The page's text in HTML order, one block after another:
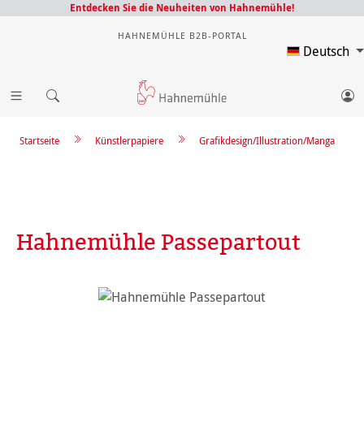
Entdecken Sie die Neuheiten von Hahnemühle!
HAHNEMÜHLE B2B-PORTAL
Deutsch
Grafikdesign/Illustration/Manga
Künstlerpapiere
Startseite
Hahnemühle Passepartout
Bildergalerie überspringen